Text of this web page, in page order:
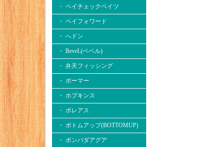
・ ペイチェックベイツ
・ ペイフォワード
・ へドン
・ BeveL(ベベル)
・ 弁天フィッシング
・ ボーマー
・ ホプキンス
・ ボレアス
・ ボトムアップ(BOTTOMUP)
・ ボンバダアグア